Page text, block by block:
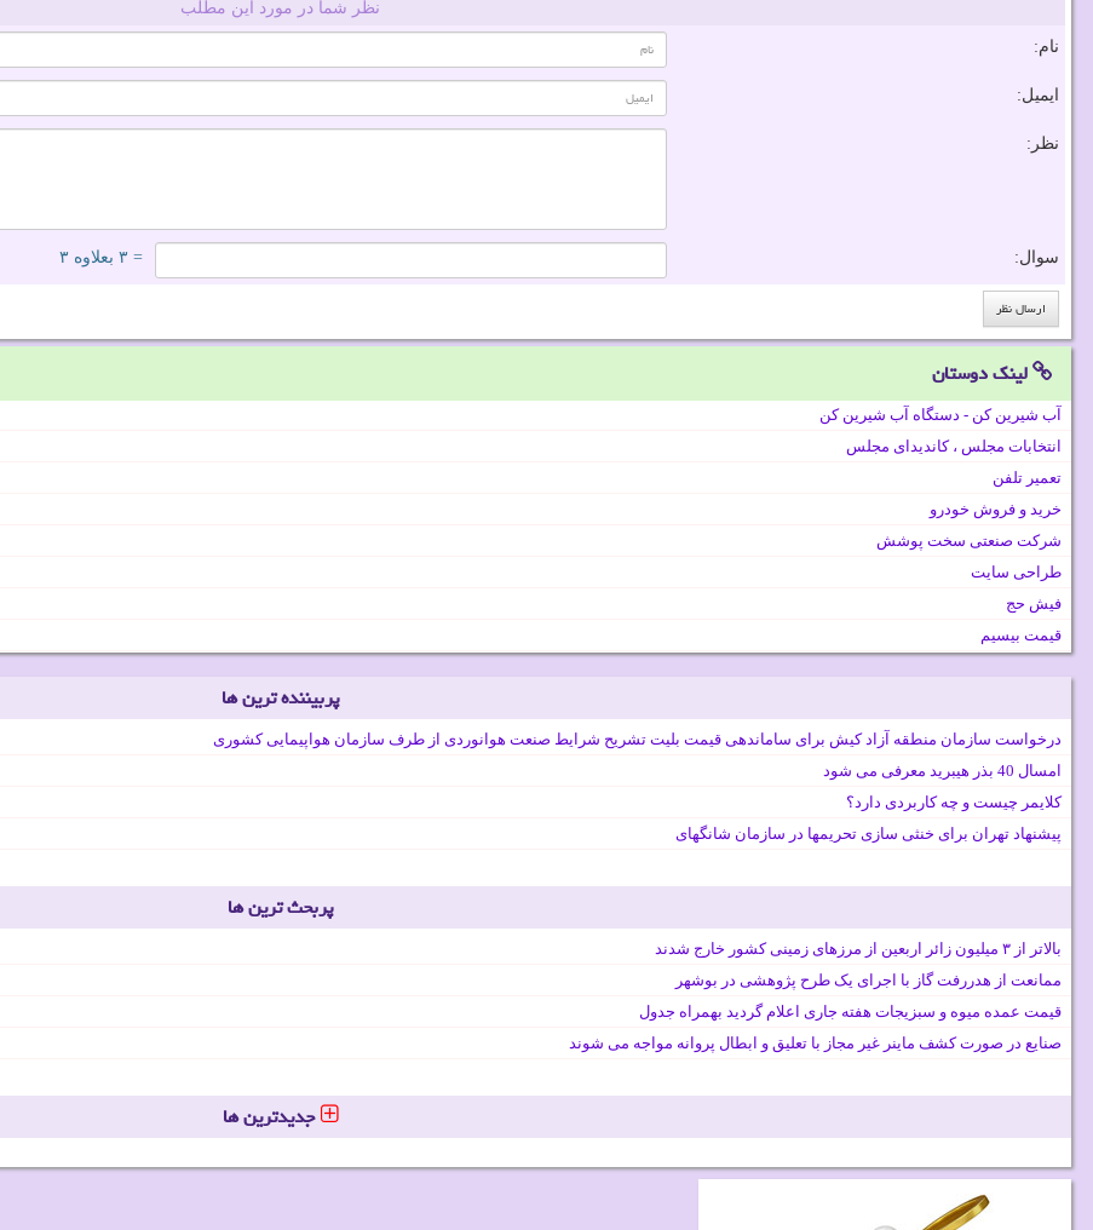
نظر شما در مورد این مطلب
نام:
ایمیل:
نظر:
سوال: = ۳ بعلاوه ۳
لینک دوستان
آب شیرین کن - دستگاه آب شیرین کن
انتخابات مجلس ، کاندیدای مجلس
تعمیر تلفن
خرید و فروش خودرو
شرکت صنعتی سخت پوشش
طراحی سایت
فیش حج
قیمت بیسیم
پربیننده ترین ها
درخواست سازمان منطقه آزاد کیش برای ساماندهی قیمت بلیت تشریح شرایط صنعت هوانوردی از طرف سازمان هواپیمایی کشوری
امسال 40 بذر هیبرید معرفی می شود
کلایمر چیست و چه کاربردی دارد؟
پیشنهاد تهران برای خنثی سازی تحریمها در سازمان شانگهای
پربحث ترین ها
بالاتر از ۳ میلیون زائر اربعین از مرزهای زمینی کشور خارج شدند
ممانعت از هدررفت گاز با اجرای یک طرح پژوهشی در بوشهر
قیمت عمده میوه و سبزیجات هفته جاری اعلام گردید بهمراه جدول
صنایع در صورت کشف ماینر غیر مجاز با تعلیق و ابطال پروانه مواجه می شوند
جدیدترین ها